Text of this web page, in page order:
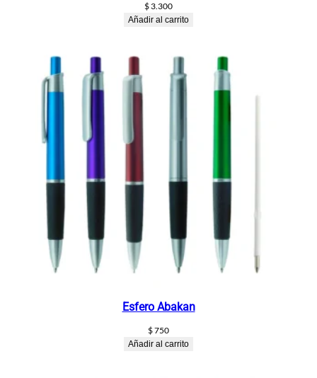
$3.300
Añadir al carrito
Esfero Abakan
$750
Añadir al carrito